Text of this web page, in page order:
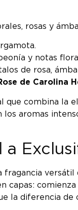
rosas y
y notas
de rosa,
de Carolina
que combina la
los aromas
a
fragancia
capas:
la diferencia